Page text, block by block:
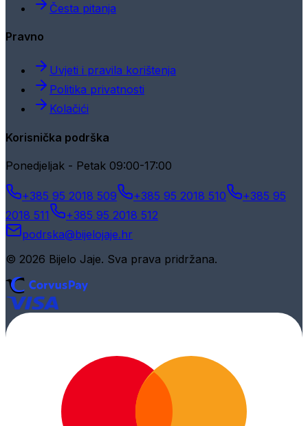
Česta pitanja
Pravno
Uvjeti i pravila korištenja
Politika privatnosti
Kolačići
Korisnička podrška
Ponedjeljak - Petak 09:00-17:00
+385 95 2018 509 +385 95 2018 510
+385 95
2018 511
+385 95 2018 512
podrska@bijelojaje.hr
© 2026 Bijelo Jaje. Sva prava pridržana.